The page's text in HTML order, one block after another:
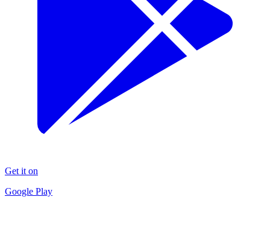
Get it on
Google Play